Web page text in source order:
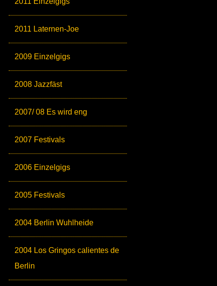
2011 Laternen-Joe
2009 Einzelgigs
2008 Jazzfäst
2007/ 08 Es wird eng
2007 Festivals
2006 Einzelgigs
2005 Festivals
2004 Berlin Wuhlheide
2004 Los Gringos calientes de
Berlin